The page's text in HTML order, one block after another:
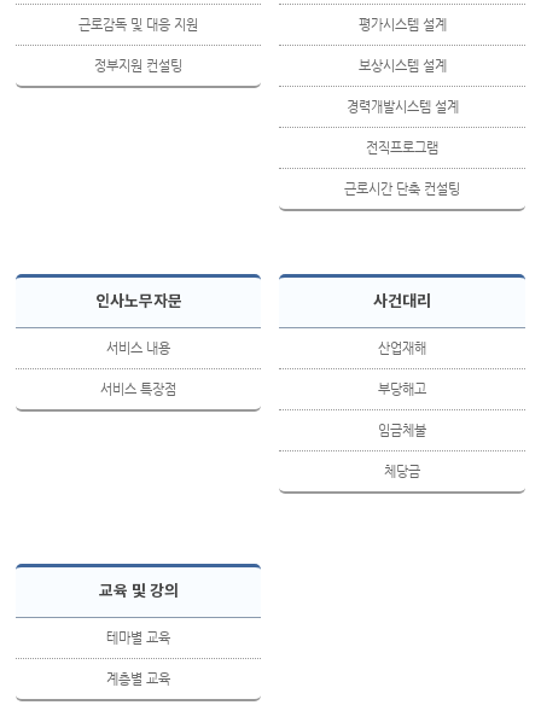
근로감독 및 대응 지원
정부지원 컨설팅
평가시스템 설계
보상시스템 설계
경력개발시스템 설계
전직프로그램
근로시간 단축 컨설팅
인사노무자문
서비스 내용
서비스 특장점
사건대리
산업재해
부당해고
임금체불
체당금
교육 및 강의
테마별 교육
계층별 교육